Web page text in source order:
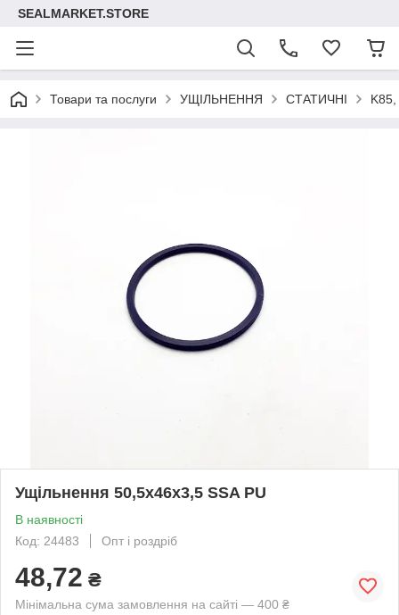
SEALMARKET.STORE
Товари та послуги УЩІЛЬНЕННЯ СТАТИЧНІ
Ущільнення 50,5х46х3,5 SSA PU
В наявності
Код: 24483
Опт і роздріб
48,72 ₴
Мінімальна сума замовлення на сайті — 400 ₴